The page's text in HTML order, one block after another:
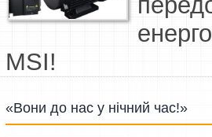
MSI!
«Вони до нас у нічний час!»